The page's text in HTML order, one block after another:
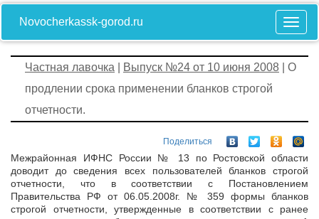
Novocherkassk-gorod.ru
Частная лавочка Выпуск №24 от 10 июня 2008 | О
продлении срока применении бланков строгой
отчетности.
Поделиться
Межрайонная ИФНС России № 13 по Ростовской области
доводит до сведения всех пользователей бланков строгой
отчетности, что в соответствии с Постановлением
Правительства РФ от 06.05.2008г. № 359 формы бланков
строгой отчетности, утвержденные в соответствии с ранее